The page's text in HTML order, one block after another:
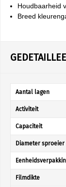
Houdbaarheid
Breed
Aantal lagen
Activiteit
Capaciteit
Diameter sproeier
Filmdikte